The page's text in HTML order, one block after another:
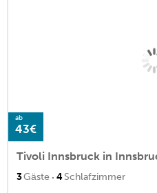
ab
43€
Tivoli Innsbruck in
3Gäste · 4Schlafzimmer